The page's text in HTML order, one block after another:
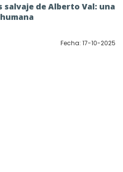
salvaje de Alberto Val: una
Fecha: 17-10-2025